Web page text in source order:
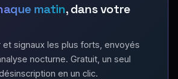
matin, dans votre
et signaux les plus forts, envoyés
nocturne. Gratuit, un seul
en un clic.